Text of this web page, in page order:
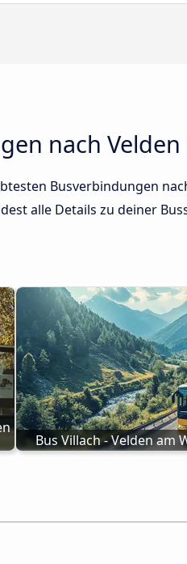
nach
Busverbindungen
alle Details zu deiner
Bus Villach - Velden am